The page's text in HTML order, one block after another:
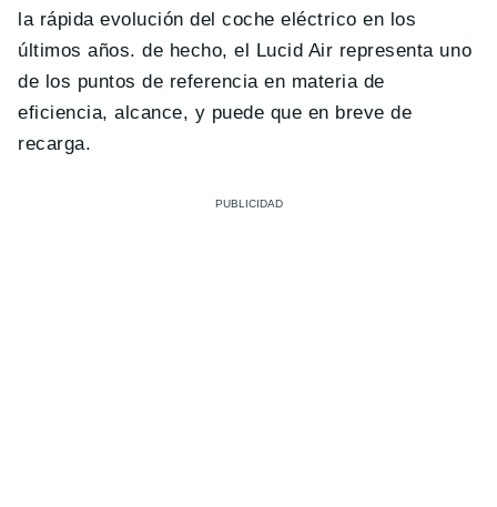
la rápida evolución del coche eléctrico en los
últimos años. de hecho, el Lucid Air representa uno
de los puntos de referencia en materia de
eficiencia, alcance, y puede que en breve de
recarga.